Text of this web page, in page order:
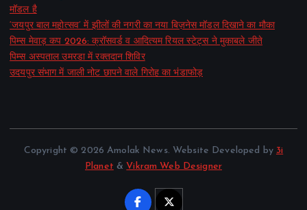
मॉडल है
‘जयपुर बाल महोत्सव’ में झीलों की नगरी का नया बिज़नेस मॉडल दिखाने का मौका
पिम्स मेवाड़ कप 2026: क्रॉसवर्ड व आदित्यम रियल स्टेट्स ने मुकाबले जीते
पिम्स अस्पताल उमरडा में रक्तदान शिविर
उदयपुर संभाग में जाली नोट छापने वाले गिरोह का भंडाफोड़
Copyright © 2026 Amolak News. Website Developed by 3i
Planet &Vikram Web Designer